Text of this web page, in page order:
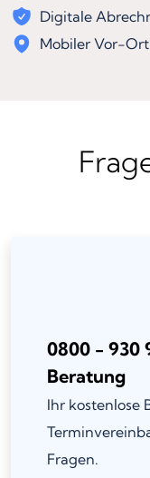
Digitale
Mobiler Vor-
0800 - 930
Beratung
Ihr kostenlose
Fragen.